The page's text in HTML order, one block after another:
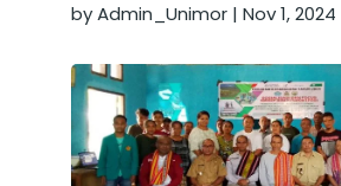
byAdmin_Unimor| Nov 1, 2024